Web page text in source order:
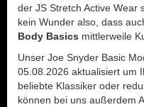
der JS Stretch Active Wear
kein Wunder also, dass
Body Basics mittlerweile
Unser Joe Snyder Basic
05.08.2026 aktualisiert um
beliebte Klassiker oder
können bei uns außerdem